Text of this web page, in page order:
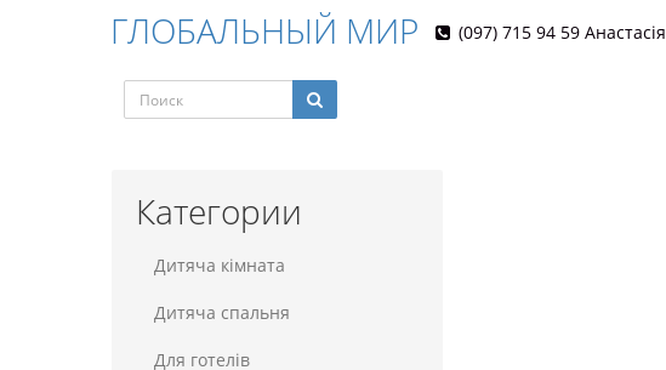
ГЛОБАЛЬНЫЙ МИР (097) 715 94 59 Анастасія
Категории
Дитяча кімната
Дитяча спальня
Для готелiв